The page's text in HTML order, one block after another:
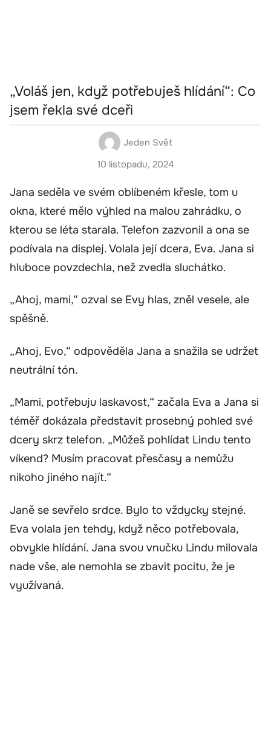
„Voláš jen, když potřebuješ hlídání“: Co
jsem řekla své dceři
Jeden Svět
10 listopadu, 2024
Jana seděla ve svém oblíbeném křesle, tom u
okna, které mělo výhled na malou zahrádku, o
kterou se léta starala. Telefon zazvonil a ona se
podívala na displej. Volala její dcera, Eva. Jana si
hluboce povzdechla, než zvedla sluchátko.
„Ahoj, mami,“ ozval se Evy hlas, zněl vesele, ale
spěšně.
„Ahoj, Evo,“ odpověděla Jana a snažila se udržet
neutrální tón.
„Mami, potřebuju laskavost,“ začala Eva a Jana si
téměř dokázala představit prosebný pohled své
dcery skrz telefon. „Můžeš pohlídat Lindu tento
víkend? Musím pracovat přesčasy a nemůžu
nikoho jiného najít.“
Janě se sevřelo srdce. Bylo to vždycky stejné.
Eva volala jen tehdy, když něco potřebovala,
obvykle hlídání. Jana svou vnučku Lindu milovala
nade vše, ale nemohla se zbavit pocitu, že je
využívaná.